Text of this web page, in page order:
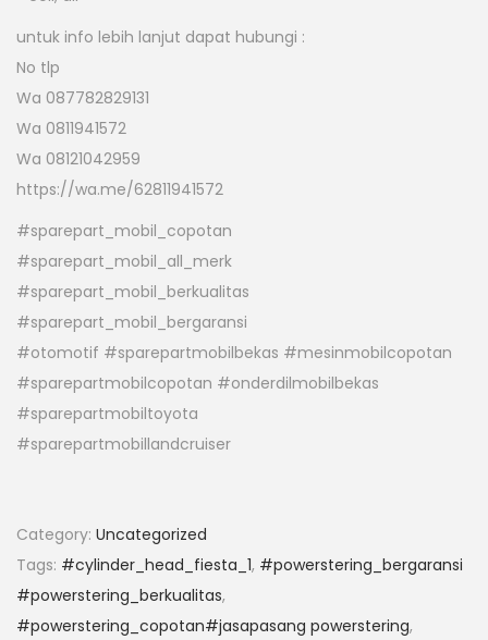
untuk info lebih lanjut dapat hubungi :
No tlp
Wa 087782829131
Wa 0811941572
Wa 08121042959
https://wa.me/62811941572
#sparepart_mobil_copotan
#sparepart_mobil_all_merk
#sparepart_mobil_berkualitas
#sparepart_mobil_bergaransi
#otomotif #sparepartmobilbekas #mesinmobilcopotan
#sparepartmobilcopotan #onderdilmobilbekas
#sparepartmobiltoyota
#sparepartmobillandcruiser
Category: Uncategorized
Tags: #cylinder_head_fiesta_1, #powerstering_bergaransi
#powerstering_berkualitas,
#powerstering_copotan#jasapasang powerstering,